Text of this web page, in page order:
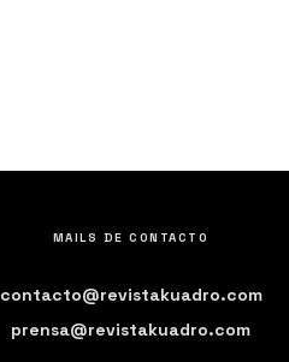
MAILS DE CONTACTO
contacto@revistakuadro.com
prensa@revistakuadro.com